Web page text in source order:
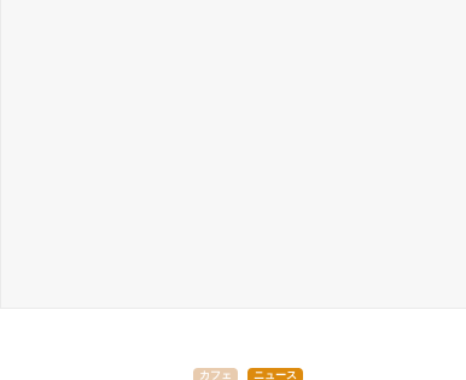
カフェ ニュース